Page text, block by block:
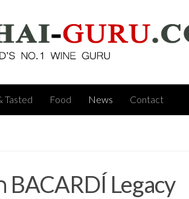
Tasted Food News Contact
Legacy